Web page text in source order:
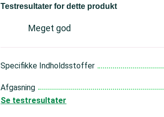
Testresultater for dette produkt
Meget god
Specifikke Indholdsstoffer
Afgasning
Se testresultater